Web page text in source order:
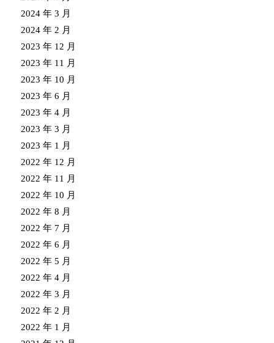
2024 年 3 月
2024 年 2 月
2023 年 12 月
2023 年 11 月
2023 年 10 月
2023 年 6 月
2023 年 4 月
2023 年 3 月
2023 年 1 月
2022 年 12 月
2022 年 11 月
2022 年 10 月
2022 年 8 月
2022 年 7 月
2022 年 6 月
2022 年 5 月
2022 年 4 月
2022 年 3 月
2022 年 2 月
2022 年 1 月